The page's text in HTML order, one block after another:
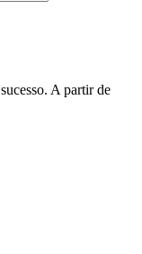
A partir de